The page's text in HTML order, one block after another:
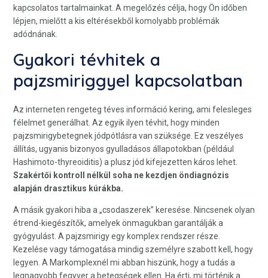
kapcsolatos tartalmainkat. A megelőzés célja, hogy Ön időben
lépjen, mielőtt a kis eltérésekből komolyabb problémák
adódnának.
Gyakori tévhitek a
pajzsmiriggyel kapcsolatban
Az interneten rengeteg téves információ kering, ami felesleges
félelmet generálhat. Az egyik ilyen tévhit, hogy minden
pajzsmirigybetegnek jódpótlásra van szüksége. Ez veszélyes
állítás, ugyanis bizonyos gyulladásos állapotokban (például
Hashimoto-thyreoiditis) a plusz jód kifejezetten káros lehet.
Szakértői kontroll nélkül soha ne kezdjen öndiagnózis
alapján drasztikus kúrákba.
A másik gyakori hiba a „csodaszerek” keresése. Nincsenek olyan
étrend-kiegészítők, amelyek önmagukban garantálják a
gyógyulást. A pajzsmirigy egy komplex rendszer része.
Kezelése vagy támogatása mindig személyre szabott kell, hogy
legyen. A Markomplexnél mi abban hiszünk, hogy a tudás a
legnagyobb fegyver a betegségek ellen. Ha érti, mi történik a